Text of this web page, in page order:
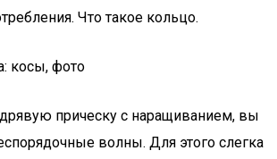
Что такое кольцо.
косы, фото
прическу с наращиванием, вы
волны. Для этого слегка